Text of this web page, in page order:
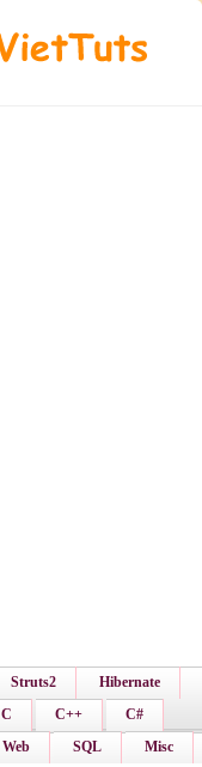
Struts2
Hibernate
C C++
C#
Web SQL Misc